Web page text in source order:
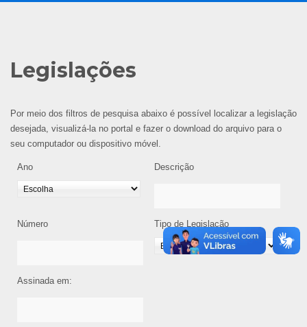
Legislações
Por meio dos filtros de pesquisa abaixo é possível localizar a legislação
desejada, visualizá-la no portal e fazer o download do arquivo para o
seu computador ou dispositivo móvel.
Ano Descrição
Número Tipo de Legislação
Assinada em: